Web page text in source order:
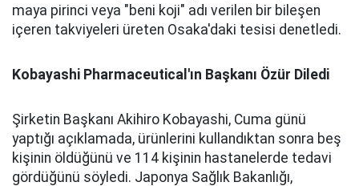
maya pirinci veya "beni koji" adı verilen bir bileşen
içeren takviyeleri üreten Osaka'daki tesisi denetledi.
Kobayashi Pharmaceutical'ın Başkanı Özür Diledi
Şirketin Başkanı Akihiro Kobayashi, Cuma günü
yaptığı açıklamada, ürünlerini kullandıktan sonra beş
kişinin öldüğünü ve 114 kişinin hastanelerde tedavi
gördüğünü söyledi. Japonya Sağlık Bakanlığı,